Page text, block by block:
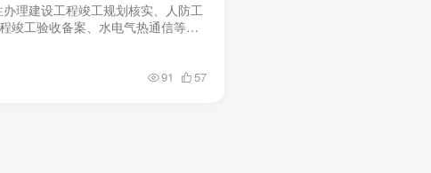
理建设工程竣工规划核实、人防工
竣工验收备案、水电气热通信等验
复提交多次材料，耗时耗精力，有
91 57